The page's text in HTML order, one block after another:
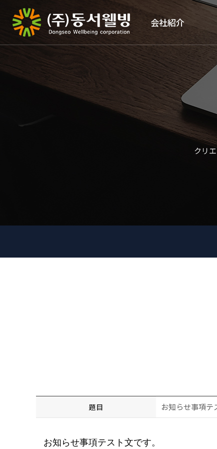
会社紹介
クリ
題目 お知らせ事項テ
お知らせ事項テスト文です。